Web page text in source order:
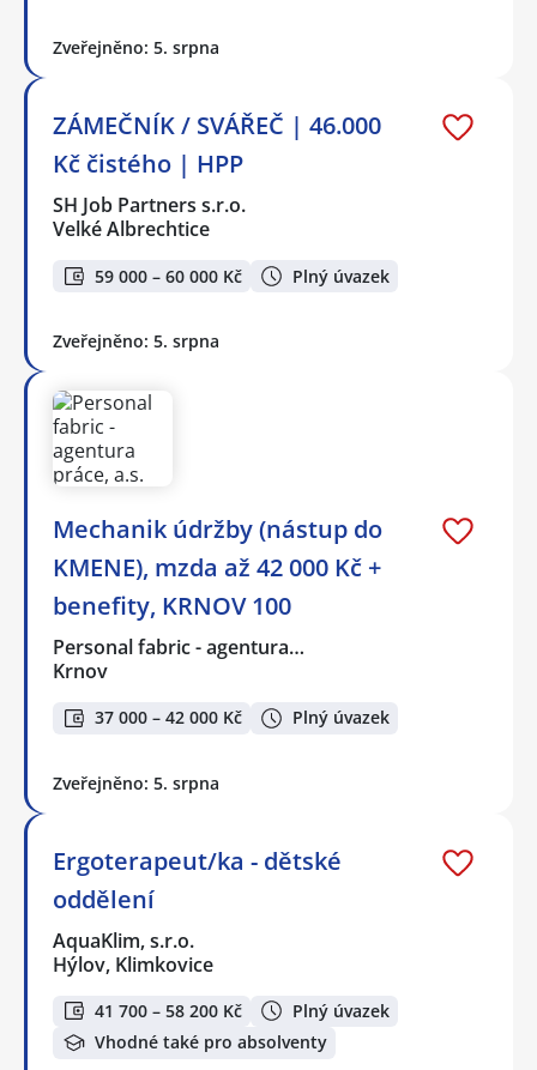
Zveřejněno: 5. srpna
ZÁMEČNÍK / SVÁŘEČ | 46.000
Kč čistého | HPP
SH Job Partners s.r.o.
Velké Albrechtice
59 000 – 60 000 Kč Plný úvazek
Zveřejněno: 5. srpna
Mechanik údržby (nástup do
KMENE), mzda až 42 000 Kč +
benefity, KRNOV 100
Personal fabric - agentura…
Krnov
37 000 – 42 000 Kč Plný úvazek
Zveřejněno: 5. srpna
Ergoterapeut/ka - dětské
oddělení
AquaKlim, s.r.o.
Hýlov, Klimkovice
41 700 – 58 200 Kč
Plný úvazek
Vhodné také pro absolventy